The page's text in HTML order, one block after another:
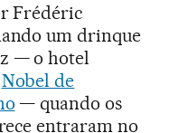
Frédéric
um drinque
— o hotel
Nobel de
— quando os
entraram no